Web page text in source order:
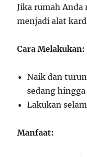
Jika rumah
menjadi alat
Cara Melakukan:
Naik dan
sedang hingga
Lakukan
Manfaat: